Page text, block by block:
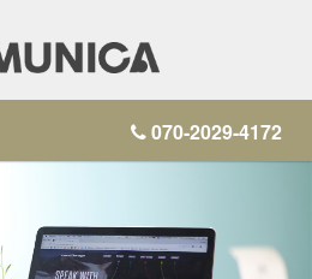
070-2029-4172
CONTACT